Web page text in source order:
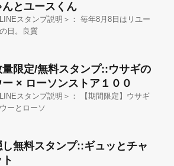
んとユースくん
スタンプ説明＞： 毎年8月8日はリユー
日。良質
量限定/無料スタンプ::ウサギの
ー × ローソンストア１００
スタンプ説明＞： 【期間限定】ウサギ
ーとローソ
し無料スタンプ::ギュッとチャ
ト